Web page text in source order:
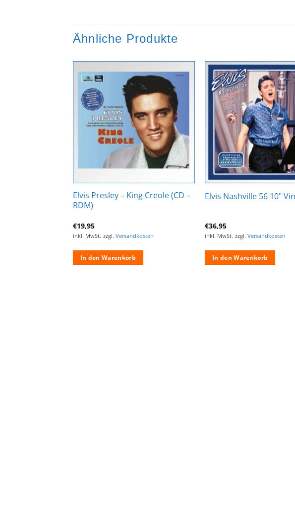
Ähnliche Produkte
Zur
Wunschliste
hinzufügen
Elvis Presley – King Creole (CD –
RDM)
€19,95
inkl. MwSt. zzgl. Versandkosten
In den Warenkorb
Elvis Nashville 56 10″
€36,95
inkl. MwSt. zzgl.Versandkosten
In den Warenkorb